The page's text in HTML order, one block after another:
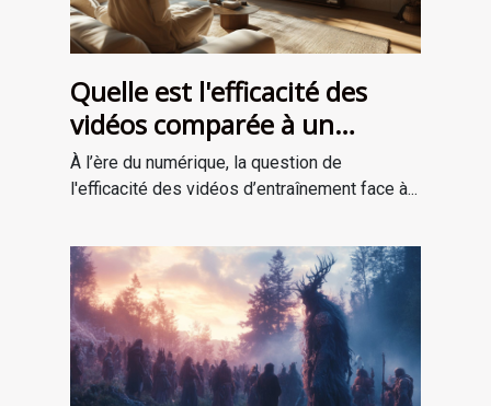
Quelle est l'efficacité des
vidéos comparée à un
entraînement en personne ?
À l’ère du numérique, la question de
l'efficacité des vidéos d’entraînement face à...